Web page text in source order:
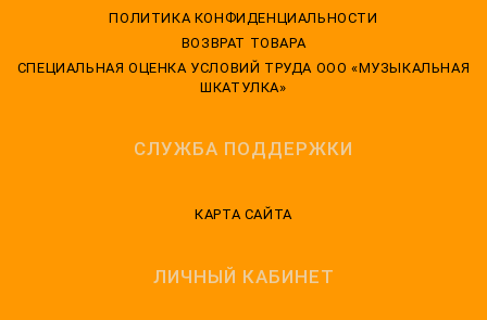
ПОЛИТИКА КОНФИДЕНЦИАЛЬНОСТИ
ВОЗВРАТ ТОВАРА
CПЕЦИАЛЬНАЯ ОЦЕНКА УСЛОВИЙ ТРУДА ООО «МУЗЫКАЛЬНАЯ
ШКАТУЛКА»
СЛУЖБА ПОДДЕРЖКИ
КАРТА САЙТА
ЛИЧНЫЙ КАБИНЕТ